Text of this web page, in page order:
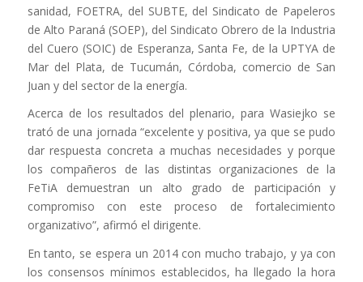
sanidad, FOETRA, del SUBTE, del Sindicato de Papeleros
de Alto Paraná (SOEP), del Sindicato Obrero de la Industria
del Cuero (SOIC) de Esperanza, Santa Fe, de la UPTYA de
Mar del Plata, de Tucumán, Córdoba, comercio de San
Juan y del sector de la energía.
Acerca de los resultados del plenario, para Wasiejko se
trató de una jornada “excelente y positiva, ya que se pudo
dar respuesta concreta a muchas necesidades y porque
los compañeros de las distintas organizaciones de la
FeTiA demuestran un alto grado de participación y
compromiso con este proceso de fortalecimiento
organizativo”, afirmó el dirigente.
En tanto, se espera un 2014 con mucho trabajo, y ya con
los consensos mínimos establecidos, ha llegado la hora